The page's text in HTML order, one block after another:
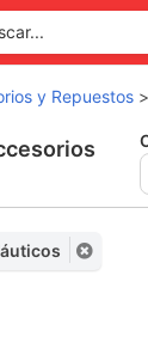
y Repuestos >